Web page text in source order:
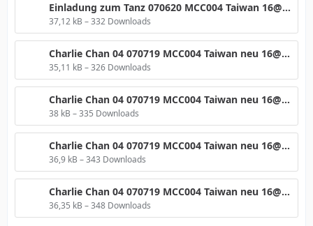
Einladung zum Tanz 070620 MCC004 Taiwan 16@4 BenQ BCIC.png
37,12 kB – 332 Downloads
Charlie Chan 04 070719 MCC004 Taiwan neu 16@4 BenQ BCIC XX.png
35,11 kB – 326 Downloads
Charlie Chan 04 070719 MCC004 Taiwan neu 16@4 BenQ BCIC XX2.png
38 kB – 335 Downloads
Charlie Chan 04 070719 MCC004 Taiwan neu 16@4 BenQ BCIC XX3.png
36,9 kB – 343 Downloads
Charlie Chan 04 070719 MCC004 Taiwan neu 16@4 BenQ BCIC XX4.png
36,35 kB – 348 Downloads